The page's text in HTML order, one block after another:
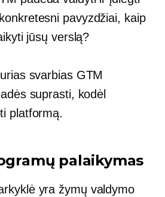
pavyzdžiai, kaip
jūsų verslą?
svarbias GTM
suprasti, kodėl
platformą.
palaikymas
yra žymų valdymo